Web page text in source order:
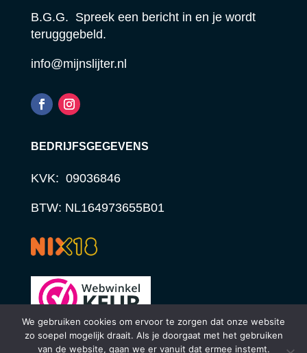
B.G.G. Spreek een bericht in en je wordt
terugggebeld.
info@mijnslijter.nl
BEDRIJFSGEGEVENS
KVK: 09036846
BTW: NL164973655B01
We gebruiken cookies om ervoor te zorgen dat onze website
zo soepel mogelijk draait. Als je doorgaat met het gebruiken
van de website, gaan we er vanuit dat ermee instemt.